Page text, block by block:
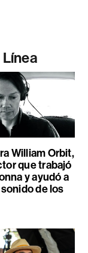
William Orbit,
que trabajó
y ayudó a
de los